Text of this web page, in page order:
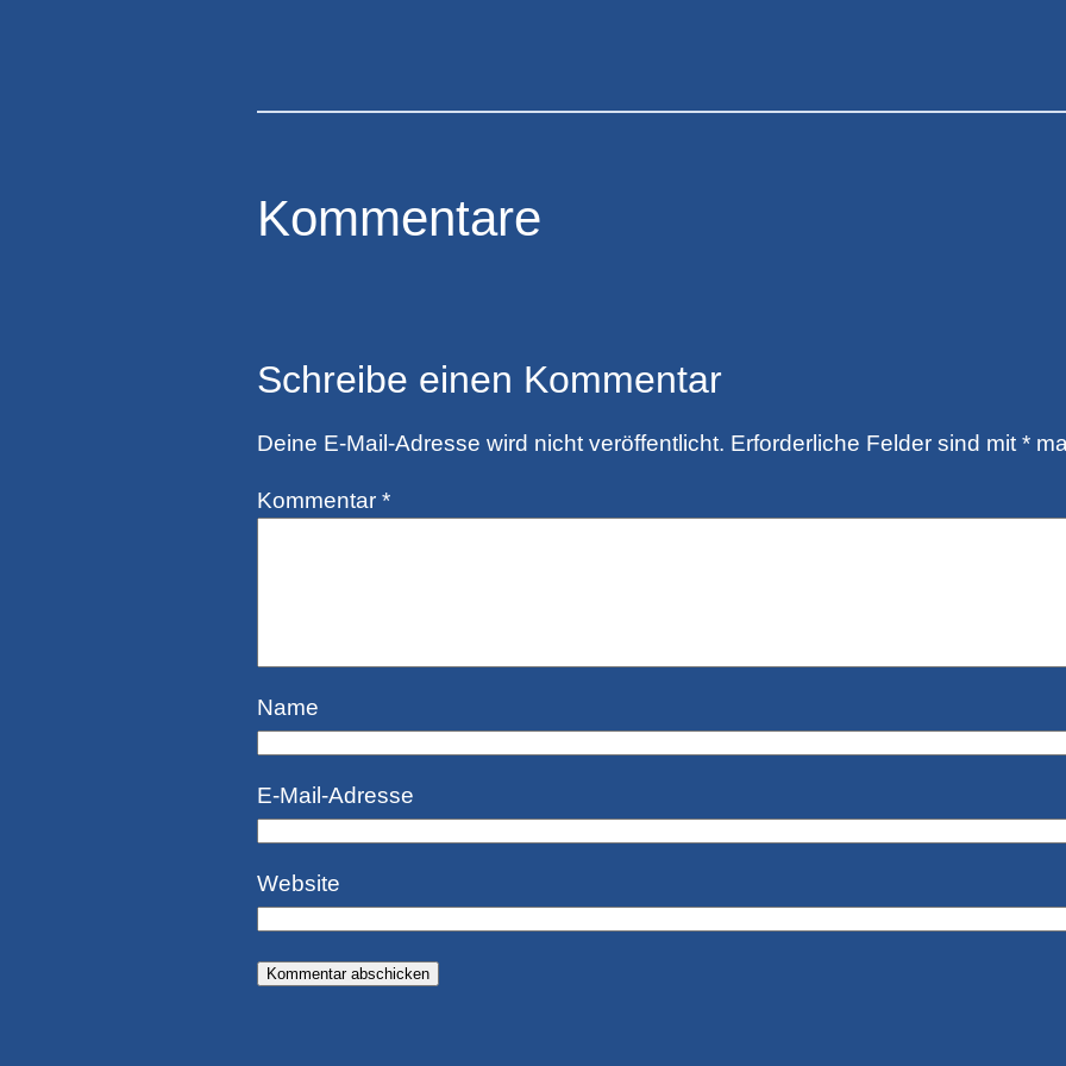
Kommentare
Schreibe einen Kommentar
Deine E-Mail-Adresse wird nicht veröffentlicht. Erforderliche Felder sind mit *
Kommentar *
Name
E-Mail-Adresse
Website